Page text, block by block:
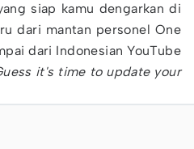
siap kamu dengarkan di
dari mantan personel One
dari Indonesian YouTube
it's time to update your